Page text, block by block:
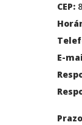
CEP:
E-